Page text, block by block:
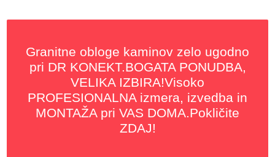
Granitne obloge kaminov zelo ugodno
pri DR KONEKT.BOGATA PONUDBA,
VELIKA IZBIRA!Visoko
PROFESIONALNA izmera, izvedba in
MONTAŽA pri VAS DOMA.Pokličite
ZDAJ!